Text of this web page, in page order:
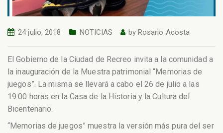
24 julio, 2018 NOTICIAS by Rosario Acosta
El Gobierno de la Ciudad de Recreo invita a la comunidad a
la inauguración de la Muestra patrimonial “Memorias de
juegos”. La misma se llevará a cabo el 26 de julio a las
19:00 horas en la Casa de la Historia y la Cultura del
Bicentenario.
“Memorias de juegos” muestra la versión más pura del ser